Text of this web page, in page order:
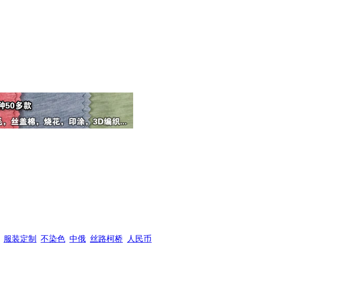
服装定制 不染色 中俄 丝路柯桥 人民币